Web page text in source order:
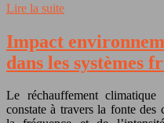
Lire la suite
Impact
dans les systèmes
Le réchauffement
constate à travers la fonte des